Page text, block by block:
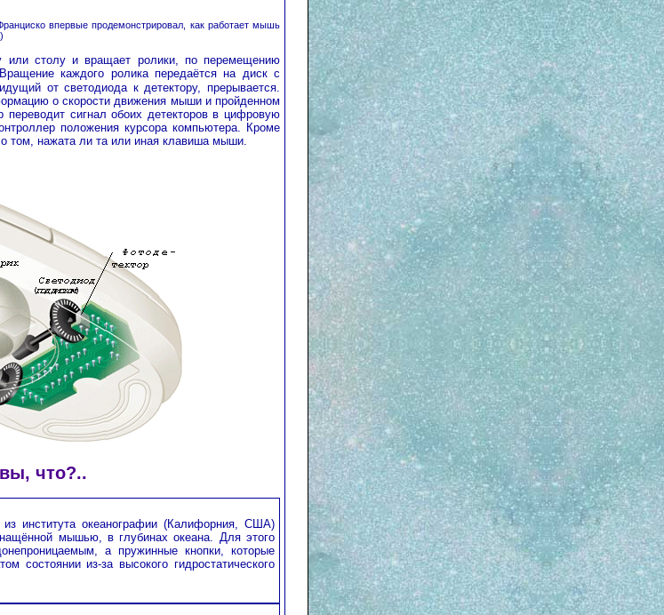
впервые продемонстрировал, как работает мышь
или столу и вращает ролики, по перемещению
каждого ролика передаётся на диск с
от светодиода к детектору, прерывается.
о скорости движения мыши и пройденном
сигнал обоих детекторов в цифровую
положения курсора компьютера. Кроме
том, нажата ли та или иная клавиша мыши.
что?..
из института океанографии (Калифорния, США)
мышью, в глубинах океана. Для этого
а пружинные кнопки, которые
состоянии из-за высокого гидростатического